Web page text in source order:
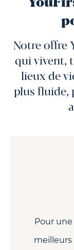
Notre offre
qui vivent,
lieux de
plus fluide,
Pour
meilleurs